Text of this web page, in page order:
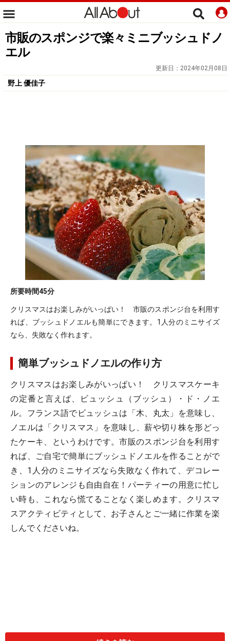
市販のスポンジで楽々ミニブッシュドノ
エル
更新日： 2024年02月08日
野上 優佳子
所要時間45分
クリスマスはお楽しみがいっぱい！ 市販のスポンジ台を利用す
れば、ブッシュドノエルも簡単にできます。1人分のミニサイズ
なら、失敗なく作れます。
簡単ブッシュドノエルの作り方
クリスマスはお楽しみがいっぱい！ クリスマスケーキ
の定番と言えば、ビュッシュ（ブッシュ）・ド・ノエ
ル。フランス語でビュッシュは「木、丸太」を意味し、
ノエルは「クリスマス」を意味し、薪や切り株を形どっ
たケーキ、というわけです。市販のスポンジ台を利用す
れば、ご自宅で簡単にブッシュドノエルを作ることがで
き、1人分のミニサイズなら失敗なく作れて、デコレー
ションのアレンジも自由自在！パーティーの用意に忙し
い時も、これなら慌てることなく楽しめます。クリスマ
スアクティビティとして、お子さんとご一緒に作業を楽
しんでくださいね。